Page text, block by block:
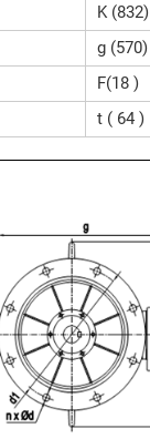
K (832)
g (570)
F(18 )
t ( 64 )